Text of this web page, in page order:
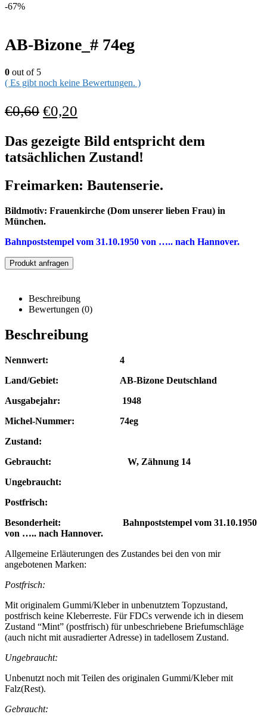
-67%
AB-Bizone_# 74eg
0 out of 5
( Es gibt noch keine Bewertungen. )
€0,60 €0,20
Das gezeigte Bild entspricht dem
tatsächlichen Zustand!
Freimarken: Bautenserie.
Bildmotiv: Frauenkirche (Dom unserer lieben Frau) in
München.
Bahnpoststempel vom 31.10.1950 von ….. nach Hannover.
Produkt anfragen
Beschreibung
Bewertungen (0)
Beschreibung
Nennwert: 4
Land/Gebiet: AB-Bizone Deutschland
Ausgabejahr: 1948
Michel-Nummer: 74eg
Zustand:
Gebraucht: W, Zähnung 14
Ungebraucht:
Postfrisch:
Besonderheit: Bahnpoststempel vom 31.10.1950
von ….. nach Hannover.
Allgemeine Erläuterungen des Zustandes bei den von mir
angebotenen Marken:
Postfrisch:
Mit originalem Gummi/Kleber in unbenutztem Topzustand,
postfrisch keine Kleberreste. Für FDCs verwende ich in diesem
Zustand “Mint” (postfrisch) für unbeschriebene Briefumschläge
(auch nicht mit ausradierter Adresse) in tadellosem Zustand.
Ungebraucht:
Unbenutzt noch mit Teilen des originalen Gummi/Kleber mit
Falz(Rest).
Gebraucht: